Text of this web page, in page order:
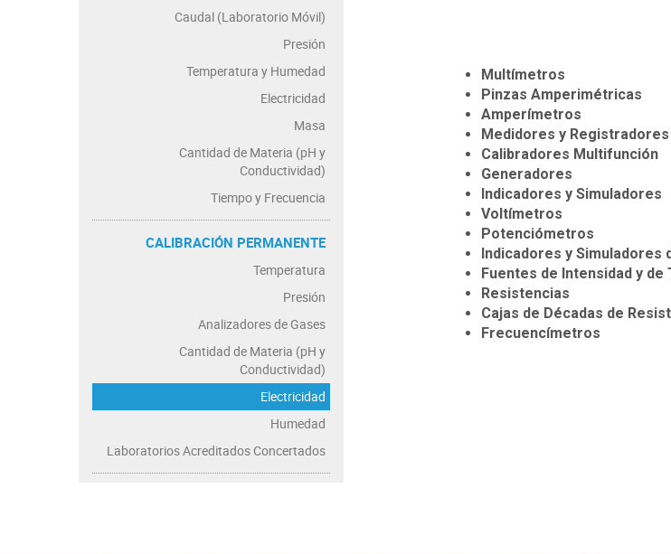
Caudal (Laboratorio Móvil)
Presión
Temperatura y Humedad
Electricidad
Masa
Cantidad de Materia (pH y
Conductividad)
Tiempo y Frecuencia
CALIBRACIÓN PERMANENTE
Temperatura
Presión
Analizadores de Gases
Cantidad de Materia (pH y
Conductividad)
Electricidad
Humedad
Laboratorios Acreditados Concertados
Multímetros
Pinzas Amperimétricas
Amperímetros
Medidores y Registradores
Calibradores Multifunción
Generadores
Indicadores y Simuladores
Voltímetros
Potenciómetros
Indicadores y Simuladores
Fuentes de Intensidad y de
Resistencias
Cajas de Décadas de
Frecuencímetros